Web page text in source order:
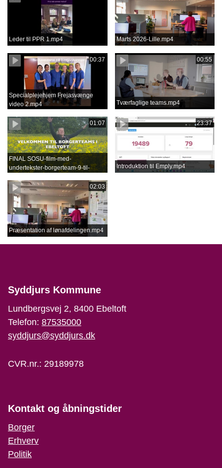
Leder til PPR 1.mp4 Marts 2026-Lille.mp4
00:37
Specialplejehjem Frejasvænge
video 2.mp4
00:55
Tværfaglige teams.mp4
01:07
FINAL SOSU-film-med-
undertekster-borgerteam-9-til-
2025.mp4
23:37
Introduktion til Emply.mp4
02:03
Præsentation af lønafdelingen.mp4
Syddjurs Kommune
Lundbergsvej 2, 8400 Ebeltoft
Telefon: 87535000
syddjurs@syddjurs.dk
CVR.nr.: 29189978
Kontakt og åbningstider
Borger
Erhverv
Politik